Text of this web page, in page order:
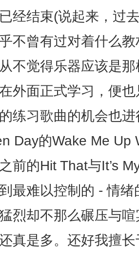
经结束(说起来，过
不曾有过对着什么教
不觉得乐器应该是
外面正式学习，便
练习歌曲的机会也
Day的Wake Me Up
前的Hit That与It’s
最难以控制的 - 情
烈却不那么碾压与
真是多。还好我擅长